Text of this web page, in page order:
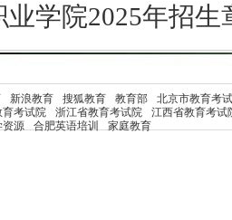
学院2025年招生
新浪教育 搜狐教育 教育部
北京市教育考
育考试院 浙江省教育考试院
江西省教育考试
资源 合肥英语培训 家庭教育